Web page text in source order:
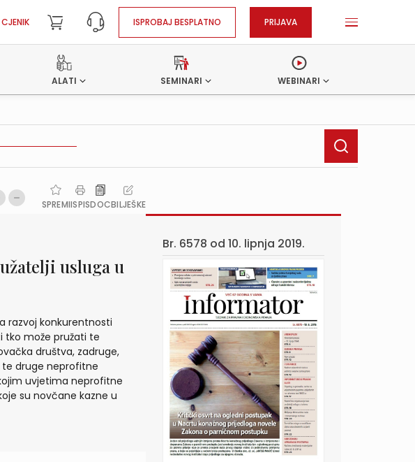
CJENIK ISPROBAJ BESPLATNO PRIJAVA
ALATI SEMINARI WEBINARI
SPREMIISPISDOCBILJEŠKE
usluga u
razvoj konkurentnosti
tko može pružati te
društva, zadruge,
te druge neprofitne
uvjetima neprofitne
su novčane kazne u
Br. 6578 od 10. lipnja 2019.